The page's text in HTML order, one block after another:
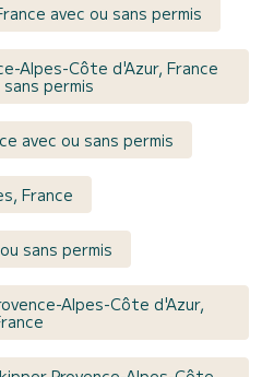
avec ou sans permis
Alpes-Côte d'Azur, France
sans permis
avec ou sans permis
France
sans permis
Alpes-Côte d'Azur,